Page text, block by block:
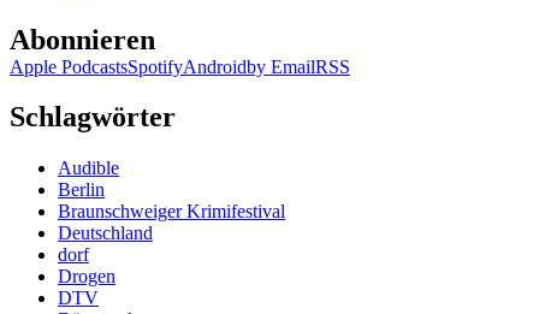
Abonnieren
Apple PodcastsSpotifyAndroidby EmailRSS
Schlagwörter
Audible
Berlin
Braunschweiger Krimifestival
Deutschland
dorf
Drogen
DTV